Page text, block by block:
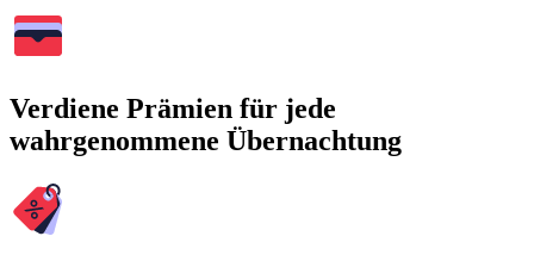
Verdiene Prämien für jede
wahrgenommene Übernachtung